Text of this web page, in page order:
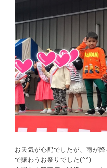
お天気が心配でしたが、雨が
で賑わうお祭りでした(^^)